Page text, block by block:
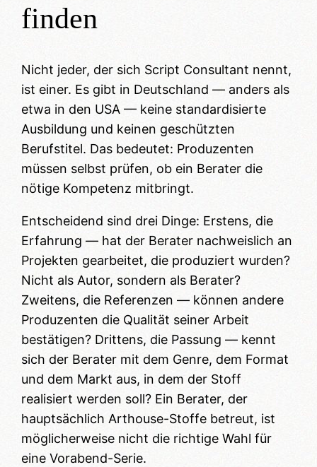
finden
Nicht jeder, der sich Script Consultant nennt,
ist einer. Es gibt in Deutschland — anders als
etwa in den USA — keine standardisierte
Ausbildung und keinen geschützten
Berufstitel. Das bedeutet: Produzenten
müssen selbst prüfen, ob ein Berater die
nötige Kompetenz mitbringt.
Entscheidend sind drei Dinge: Erstens, die
Erfahrung — hat der Berater nachweislich an
Projekten gearbeitet, die produziert wurden?
Nicht als Autor, sondern als Berater?
Zweitens, die Referenzen — können andere
Produzenten die Qualität seiner Arbeit
bestätigen? Drittens, die Passung — kennt
sich der Berater mit dem Genre, dem Format
und dem Markt aus, in dem der Stoff
realisiert werden soll? Ein Berater, der
hauptsächlich Arthouse-Stoffe betreut, ist
möglicherweise nicht die richtige Wahl für
eine Vorabend-Serie.